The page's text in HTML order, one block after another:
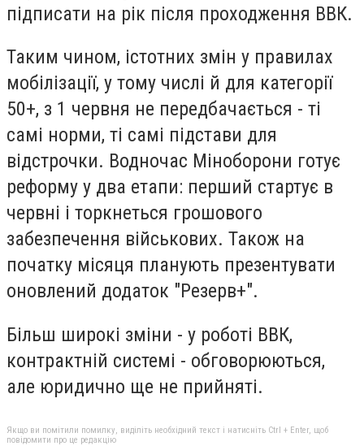
підписати на рік після проходження ВВК.
Таким чином, істотних змін у правилах
мобілізації, у тому числі й для категорії
50+, з 1 червня не передбачається - ті
самі норми, ті самі підстави для
відстрочки. Водночас Міноборони готує
реформу у два етапи: перший стартує в
червні і торкнеться грошового
забезпечення військових. Також на
початку місяця планують презентувати
оновлений додаток "Резерв+".
Більш широкі зміни - у роботі ВВК,
контрактній системі - обговорюються,
але юридично ще не прийняті.
Якщо ви помітили помилку, виділіть необхідний текст і натисніть Ctrl + Enter, щоб
повідомити про це редакцію